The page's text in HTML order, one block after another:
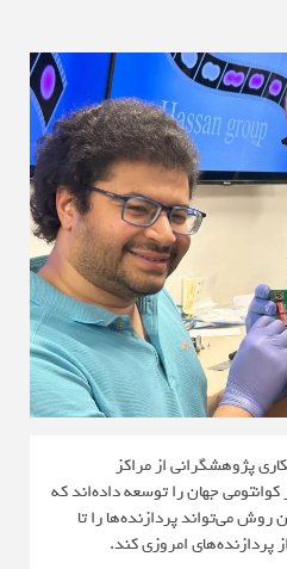
پژوهشگرانی از مراکز
جهان را توسعه داده‌اند که
روش می‌تواند پردازنده‌ها را تا
پردازنده‌های امروزی کند.